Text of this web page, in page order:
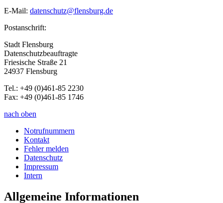
E-Mail: datenschutz@flensburg.de
Postanschrift:
Stadt Flensburg
Datenschutzbeauftragte
Friesische Straße 21
24937 Flensburg
Tel.: +49 (0)461-85 2230
Fax: +49 (0)461-85 1746
nach oben
Notrufnummern
Kontakt
Fehler melden
Datenschutz
Impressum
Intern
Allgemeine Informationen